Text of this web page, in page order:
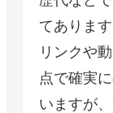
てあります
リンクや
点で確実
いますが